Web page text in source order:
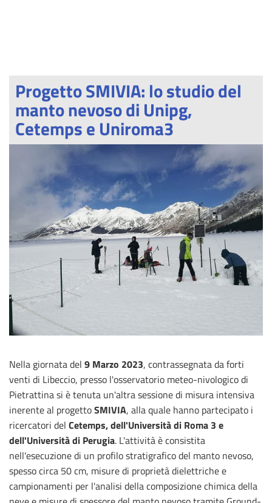
Progetto SMIVIA: lo studio del
manto nevoso di Unipg,
Cetemps e Uniroma3
Nella giornata del 9 Marzo 2023, contrassegnata da forti
venti di Libeccio, presso l'osservatorio meteo-nivologico di
Pietrattina si è tenuta un'altra sessione di misura intensiva
inerente al progettoSMIVIA, alla quale hanno partecipato i
ricercatori del Cetemps, dell'Università di Roma 3 e
dell'Università di Perugia. L'attività è consistita
nell'esecuzione di un profilo stratigrafico del manto nevoso,
spesso circa 50 cm, misure di proprietà dielettriche e
campionamenti per l'analisi della composizione chimica della